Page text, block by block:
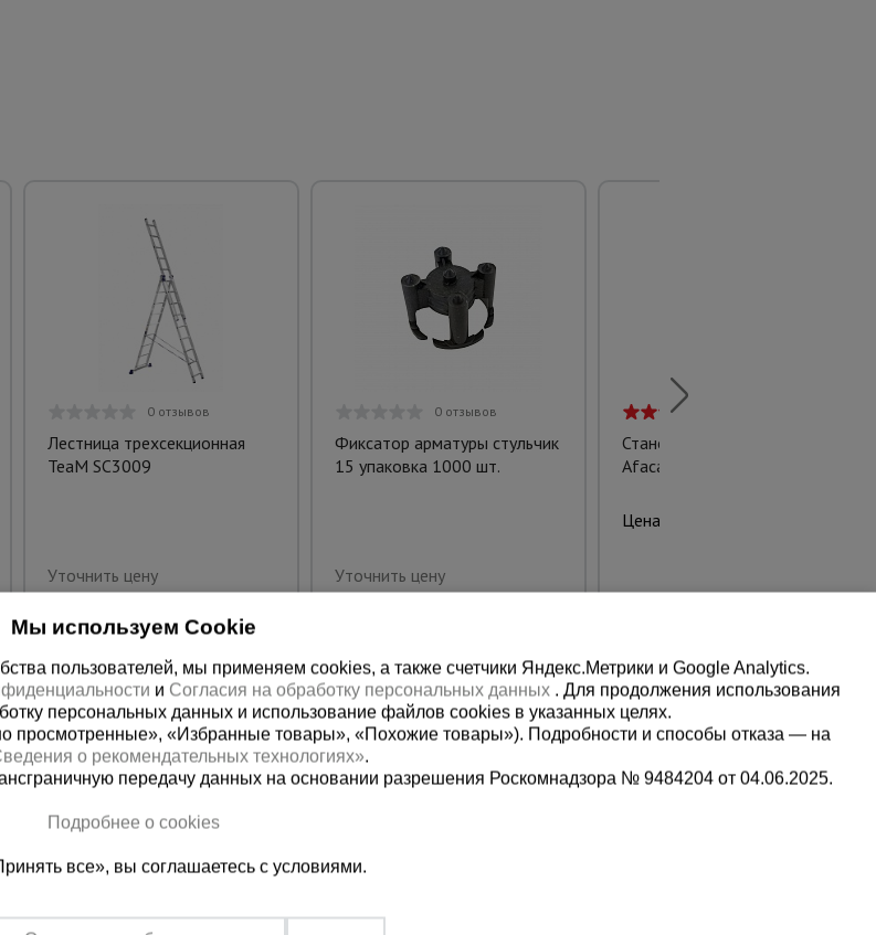
0 отзывов
Лестница трехсекционная
TeaM SC3009
Уточнить цену
0 отзывов
Фиксатор арматуры стульчик
15 упаковка 1000 шт.
Уточнить цену
Станок для гибки арматуры
Afacan B24
Цена:
25-90 +7 (727) 339-13-09
Мы используем Cookie
пользователей, мы применяем cookies, а также счетчики Яндекс.Метрики и Google Analytics.
и Согласия на обработку персональных данных . Для продолжения использования
персональных данных и использование файлов cookies в указанных целях.
просмотренные», «Избранные товары», «Похожие товары»). Подробности и способы отказа — на
о рекомендательных технологиях».
передачу данных на основании разрешения Роскомнадзора № 9484204 от 04.06.2025.
Подробнее о cookies
все», вы соглашаетесь с условиями.